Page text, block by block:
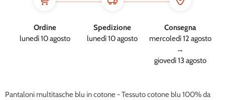
Ordine
lunedì 10 agosto
Spedizione
lunedì 10 agosto
Consegna
mercoledì 12 agosto
→
giovedì 13 agosto
Pantaloni multitasche blu in cotone - Tessuto cotone blu 100% da